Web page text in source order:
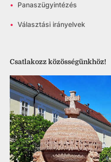
• Panaszügyintézés
• Választási irányelvek
Csatlakozz közösségünkhöz!